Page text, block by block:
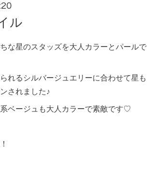
ル
な星のスタッズを大人カラーとパールで
れるシルバージュエリーに合わせて星も
されました♪
ベージュも大人カラーで素敵です♡